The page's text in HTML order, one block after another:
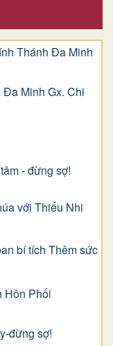
Thánh Đa Minh
Minh Gx. Chi
- đừng sợ!
với Thiếu Nhi
bí tích Thêm sức
Hôn Phối
đừng sợ!